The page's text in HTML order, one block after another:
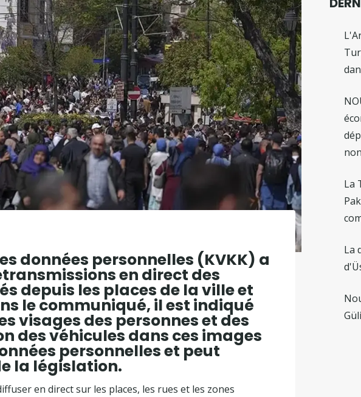
données personnelles (KVKK) a
en direct des
depuis les places de la ville et
le communiqué, il est indiqué
visages des personnes et des
des véhicules dans ces images
personnelles et peut
la législation.
en direct sur les places, les rues et les zones
La
La